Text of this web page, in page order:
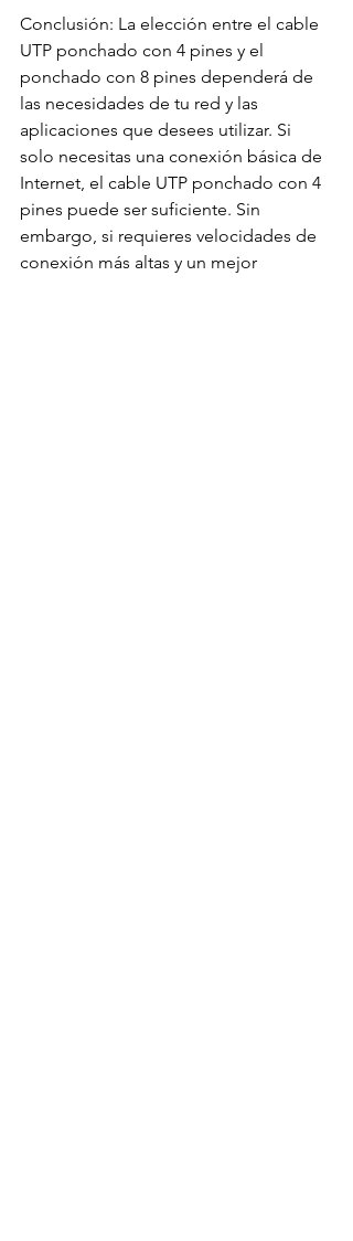
Conclusión: La elección entre el cable
UTP ponchado con 4 pines y el
ponchado con 8 pines dependerá de
las necesidades de tu red y las
aplicaciones que desees utilizar. Si
solo necesitas una conexión básica de
Internet, el cable UTP ponchado con 4
pines puede ser suficiente. Sin
embargo, si requieres velocidades de
conexión más altas y un mejor